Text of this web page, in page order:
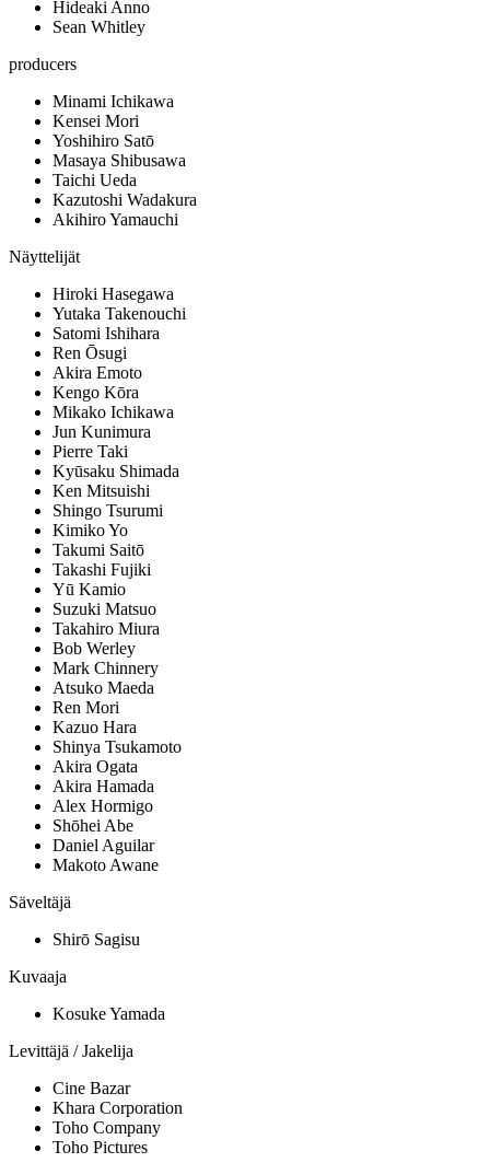
Hideaki Anno
Sean Whitley
producers
Minami Ichikawa
Kensei Mori
Yoshihiro Satō
Masaya Shibusawa
Taichi Ueda
Kazutoshi Wadakura
Akihiro Yamauchi
Näyttelijät
Hiroki Hasegawa
Yutaka Takenouchi
Satomi Ishihara
Ren Ōsugi
Akira Emoto
Kengo Kōra
Mikako Ichikawa
Jun Kunimura
Pierre Taki
Kyūsaku Shimada
Ken Mitsuishi
Shingo Tsurumi
Kimiko Yo
Takumi Saitō
Takashi Fujiki
Yū Kamio
Suzuki Matsuo
Takahiro Miura
Bob Werley
Mark Chinnery
Atsuko Maeda
Ren Mori
Kazuo Hara
Shinya Tsukamoto
Akira Ogata
Akira Hamada
Alex Hormigo
Shōhei Abe
Daniel Aguilar
Makoto Awane
Säveltäjä
Shirō Sagisu
Kuvaaja
Kosuke Yamada
Levittäjä / Jakelija
Cine Bazar
Khara Corporation
Toho Company
Toho Pictures